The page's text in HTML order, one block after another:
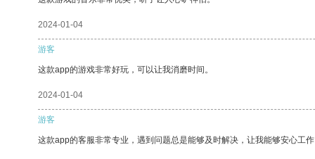
2024-01-04
游客
这款app的游戏非常好玩，可以让我消磨时间。
2024-01-04
游客
这款app的客服非常专业，遇到问题总是能够及时解决，让我能够安心工